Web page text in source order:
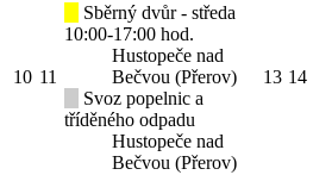
10 11
Sběrný dvůr - středa
10:00-17:00 hod.
Hustopeče nad
Bečvou (Přerov)
Svoz popelnic a
tříděného odpadu
Hustopeče nad
Bečvou (Přerov)
13 14